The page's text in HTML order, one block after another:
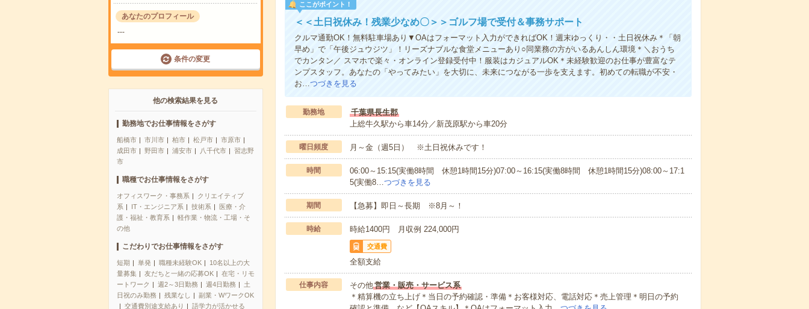
あなたのプロフィール
---
条件の変更
他の検索結果を見る
勤務地でお仕事情報をさがす
船橋市 市川市 柏市 松戸市
市原市
成田市
野田市 浦安市 八千代市
習志野
市
職種でお仕事情報をさがす
オフィスワーク・事務系
クリエイティブ
系
IT・エンジニア系 技術系
医療・介
護・福祉・教育系
軽作業・物流・工場・そ
の他
こだわりでお仕事情報をさがす
短期 単発 職種未経験OK
10名以上の大
量募集
友だちと一緒の応募OK
在宅・リモ
ートワーク
週2～3日勤務 週4日勤務
土
日祝のみ勤務
残業なし
副業・WワークOK
交通費別途支給あり
語学力が活かせる
ここがポイント！
＜＜土日祝休み！残業少なめ〇＞＞ゴルフ場で受付＆事務サポート
クルマ通勤OK！無料駐車場あり▼OAはフォーマット入力ができればOK！週末ゆっくり・・土日祝休み＊「朝
早め」で「午後ジュウジツ」！リーズナブルな食堂メニューあり○同業務の方がいるあんしん環境＊＼おうち
でカンタン／ スマホで楽々・オンライン登録受付中！服装はカジュアルOK＊未経験歓迎のお仕事が豊富なテ
ンプスタッフ。あなたの「やってみたい」を大切に、未来につながる一歩を支えます。初めての転職が不安・
お…つづきを見る
勤務地
千葉県長生郡
上総牛久駅から車14分／新茂原駅から車20分
曜日頻度 月～金（週5日） ※土日祝休みです！
時間
06:00～15:15(実働8時間 休憩1時間15分)07:00～16:15(実働8時間 休憩1時間15分)08:00～17:1
5(実働8…つづきを見る
期間 【急募】即日～長期 ※8月～！
時給 時給1400円 月収例 224,000円
交通費
全額支給
仕事内容 その他営業・販売・サービス系
＊精算機の立ち上げ＊当日の予約確認・準備＊お客様対応、電話対応＊売上管理＊明日の予約